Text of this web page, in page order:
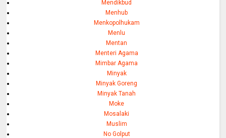
Mendikbud
Menhub
Menkopolhukam
Menlu
Mentan
Menteri Agama
Mimbar Agama
Minyak
Minyak Goreng
Minyak Tanah
Moke
Mosalaki
Muslim
No Golput